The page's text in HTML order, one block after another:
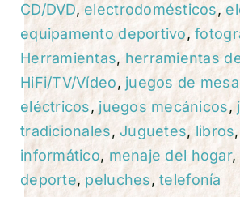
CD/DVD, electrodomésticos,
equipamento deportivo,
Herramientas, herramientas
HiFi/TV/Vídeo, juegos de mesa
eléctricos, juegos mecánicos,
tradicionales,Juguetes, libros,
informático, menaje del hogar,
deporte, peluches,telefonía